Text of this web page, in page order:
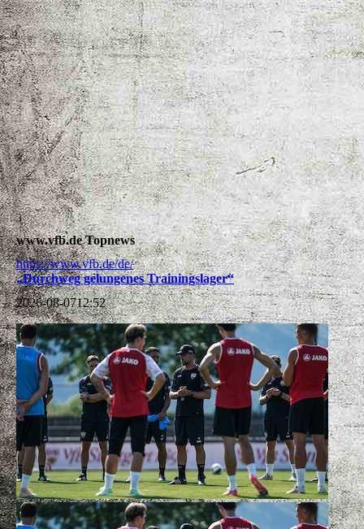
www.vfb.de Topnews
https://www.vfb.de/de/
„Durchweg gelungenes Trainingslager“
2026-08-0712:52